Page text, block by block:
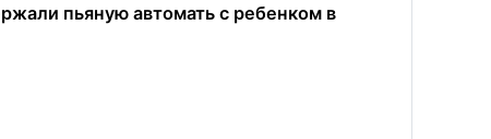
пьяную автомать с ребенком в